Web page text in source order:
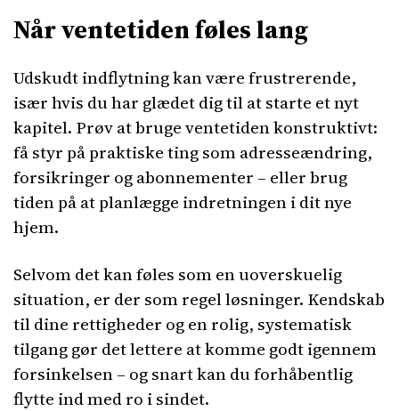
Når ventetiden føles lang
Udskudt indflytning kan være frustrerende,
især hvis du har glædet dig til at starte et nyt
kapitel. Prøv at bruge ventetiden konstruktivt:
få styr på praktiske ting som adresseændring,
forsikringer og abonnementer – eller brug
tiden på at planlægge indretningen i dit nye
hjem.
Selvom det kan føles som en uoverskuelig
situation, er der som regel løsninger. Kendskab
til dine rettigheder og en rolig, systematisk
tilgang gør det lettere at komme godt igennem
forsinkelsen – og snart kan du forhåbentlig
flytte ind med ro i sindet.